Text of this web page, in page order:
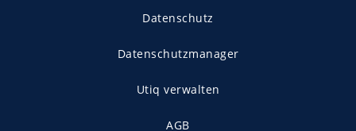
Datenschutz
Datenschutzmanager
Utiq verwalten
AGB